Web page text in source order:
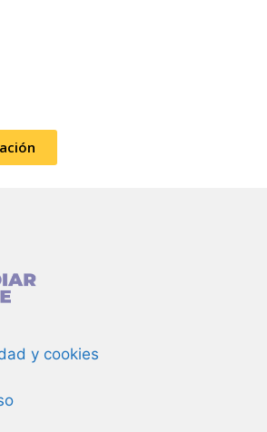
y cookies